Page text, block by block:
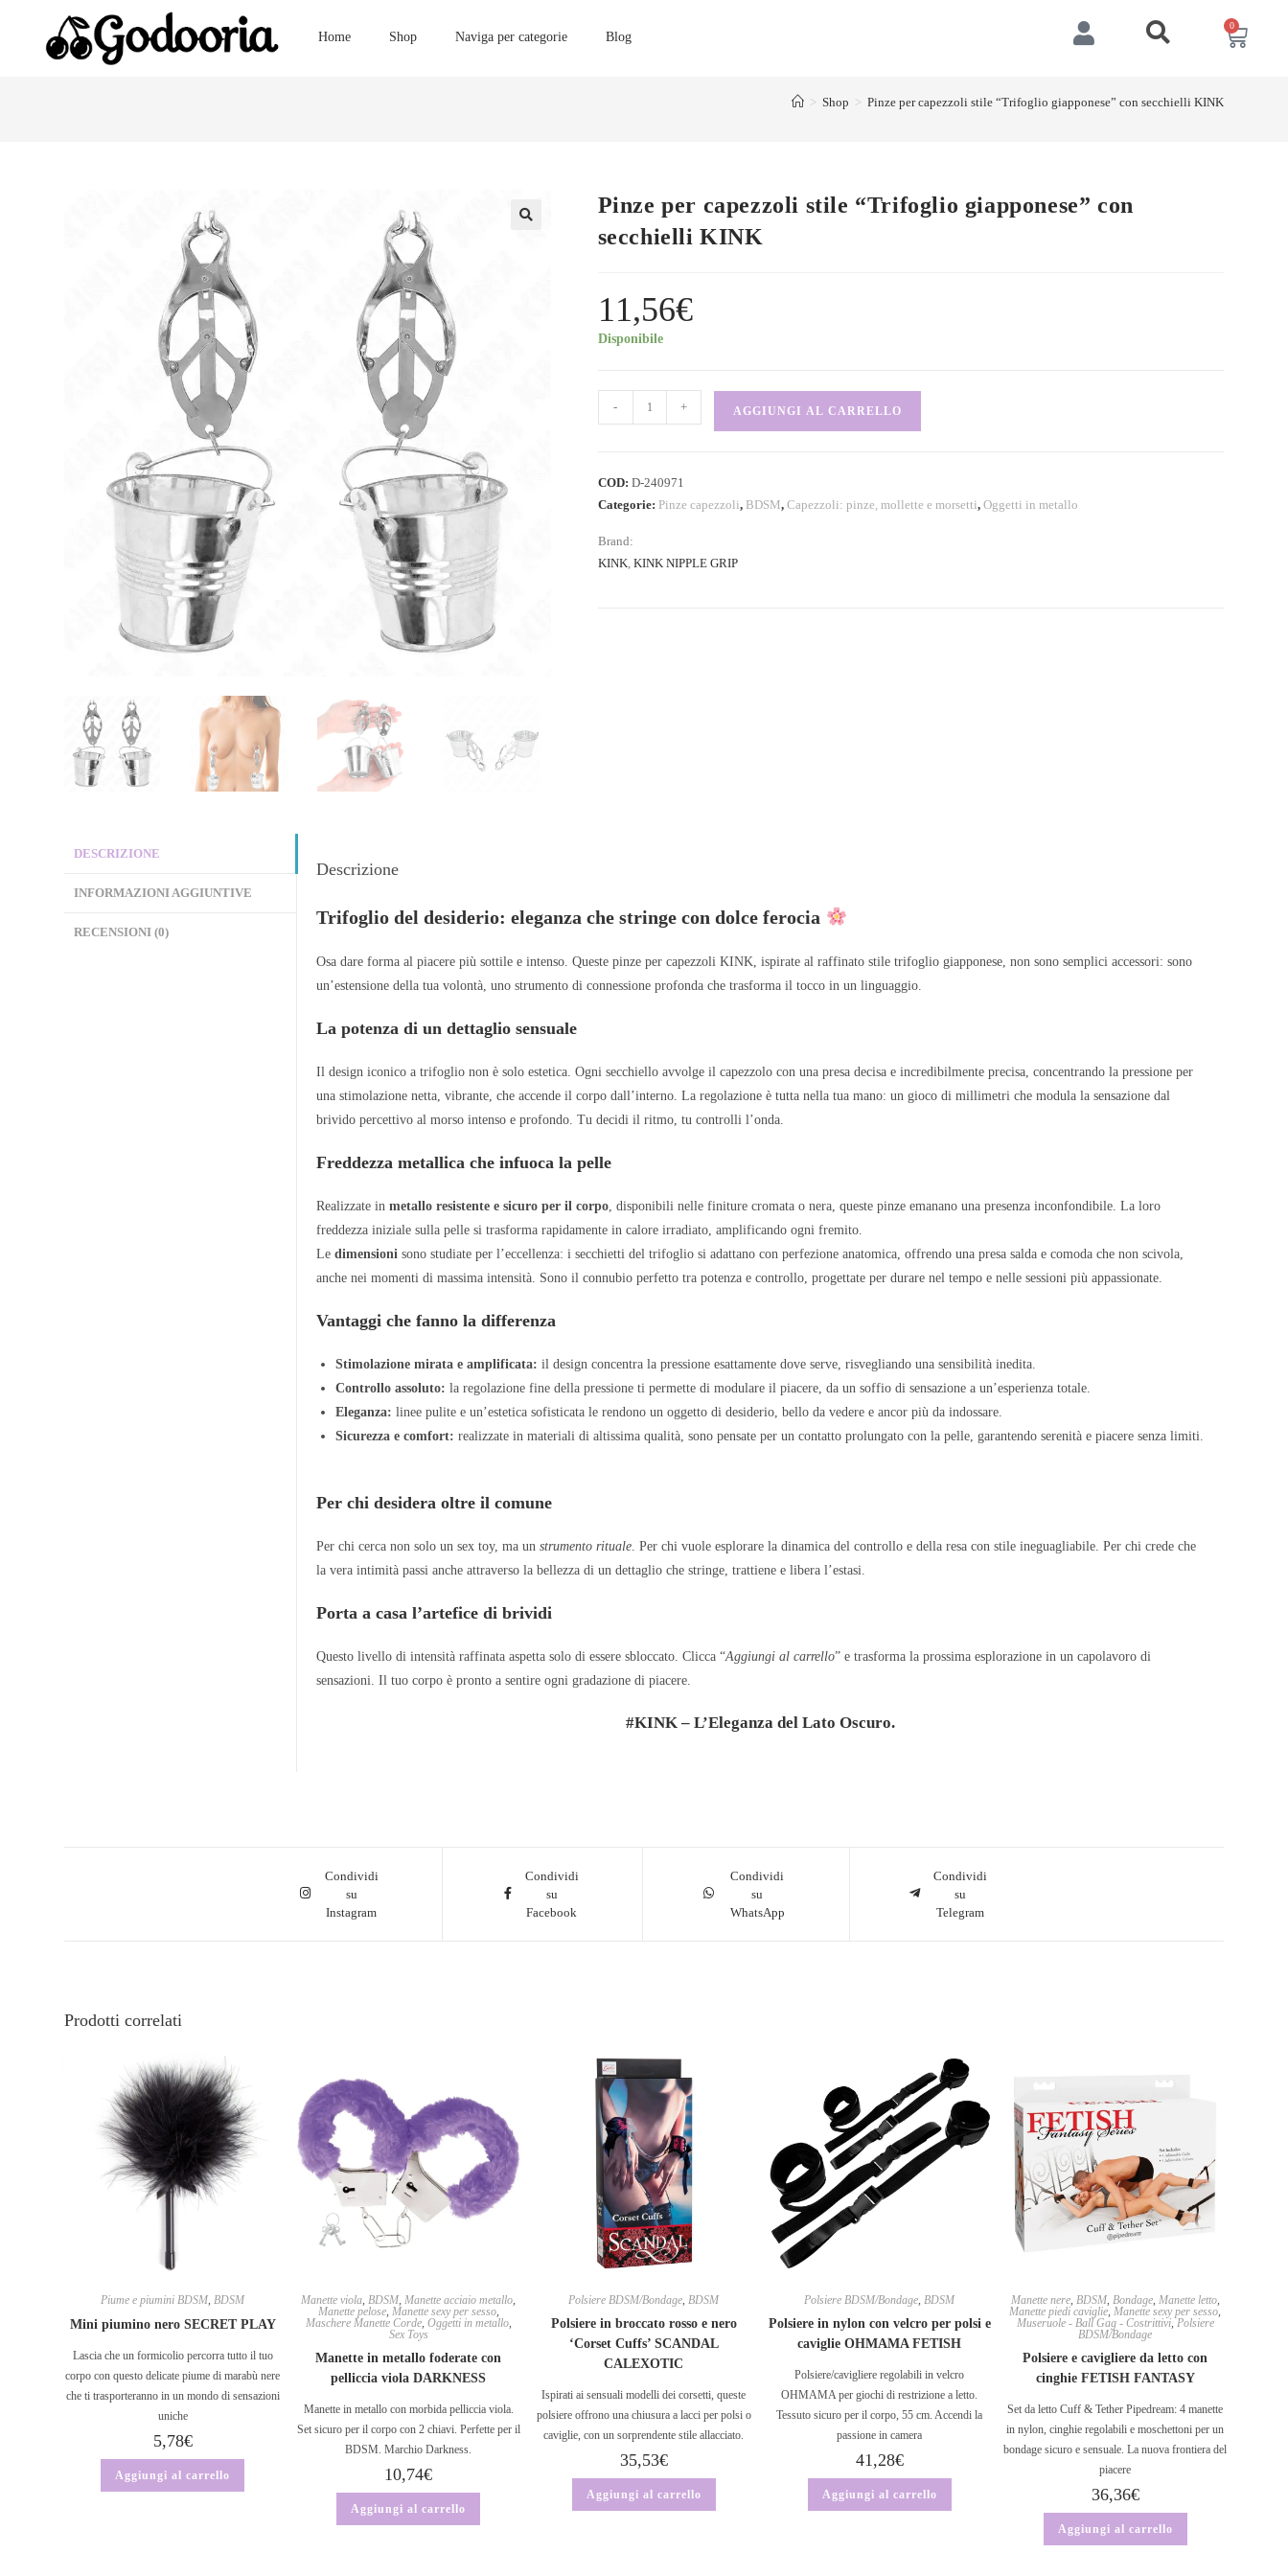
Home Shop Naviga per categorie Blog
0
> Shop > Pinze per capezzoli stile “Trifoglio giapponese” con secchielli KINK
Pinze per capezzoli stile “Trifoglio giapponese” con
secchielli KINK
11,56€
Disponibile
- + AGGIUNGI AL CARRELLO
COD: D-240971
Categorie: Pinze capezzoli, BDSM, Capezzoli: pinze, mollette e morsetti, Oggetti in metallo
Brand:
KINK, KINK NIPPLE GRIP
DESCRIZIONE
INFORMAZIONI AGGIUNTIVE
RECENSIONI (0)
Descrizione
Trifoglio del desiderio: eleganza che stringe con dolce ferocia
Osa dare forma al piacere più sottile e intenso. Queste pinze per capezzoli KINK, ispirate al raffinato stile trifoglio giapponese, non sono semplici accessori: sono
un’estensione della tua volontà, uno strumento di connessione profonda che trasforma il tocco in un linguaggio.
La potenza di un dettaglio sensuale
Il design iconico a trifoglio non è solo estetica. Ogni secchiello avvolge il capezzolo con una presa decisa e incredibilmente precisa, concentrando la pressione per
una stimolazione netta, vibrante, che accende il corpo dall’interno. La regolazione è tutta nella tua mano: un gioco di millimetri che modula la sensazione dal
brivido percettivo al morso intenso e profondo. Tu decidi il ritmo, tu controlli l’onda.
Freddezza metallica che infuoca la pelle
Realizzate inmetallo resistente e sicuro per il corpo, disponibili nelle finiture cromata o nera, queste pinze emanano una presenza inconfondibile. La loro
freddezza iniziale sulla pelle si trasforma rapidamente in calore irradiato, amplificando ogni fremito.
Ledimensioni sono studiate per l’eccellenza: i secchietti del trifoglio si adattano con perfezione anatomica, offrendo una presa salda e comoda che non scivola,
anche nei momenti di massima intensità. Sono il connubio perfetto tra potenza e controllo, progettate per durare nel tempo e nelle sessioni più appassionate.
Vantaggi che fanno la differenza
Stimolazione mirata e amplificata: il design concentra la pressione esattamente dove serve, risvegliando una sensibilità inedita.
Controllo assoluto: la regolazione fine della pressione ti permette di modulare il piacere, da un soffio di sensazione a un’esperienza totale.
Eleganza: linee pulite e un’estetica sofisticata le rendono un oggetto di desiderio, bello da vedere e ancor più da indossare.
Sicurezza e comfort: realizzate in materiali di altissima qualità, sono pensate per un contatto prolungato con la pelle, garantendo serenità e piacere senza limiti.
Per chi desidera oltre il comune
Per chi cerca non solo un sex toy, ma unstrumento rituale. Per chi vuole esplorare la dinamica del controllo e della resa con stile ineguagliabile. Per chi crede che
la vera intimità passi anche attraverso la bellezza di un dettaglio che stringe, trattiene e libera l’estasi.
Porta a casa l’artefice di brividi
Questo livello di intensità raffinata aspetta solo di essere sbloccato. Clicca “Aggiungi al carrello” e trasforma la prossima esplorazione in un capolavoro di
sensazioni. Il tuo corpo è pronto a sentire ogni gradazione di piacere.
#KINK – L’Eleganza del Lato Oscuro.
Condividi
su
Instagram
Condividi
su
Facebook
Condividi
su
WhatsApp
Condividi
su
Telegram
Prodotti correlati
Piume e piumini BDSM,BDSM
Mini piumino nero SECRET PLAY
Lascia che un formicolio percorra tutto il tuo
corpo con questo delicate piume di marabù nere
che ti trasporteranno in un mondo di sensazioni
uniche
5,78€
Aggiungi al carrello
Manette viola,BDSM,Manette acciaio metallo,
Manette pelose, Manette sexy per sesso,
Maschere Manette Corde, Oggetti in metallo,
Sex Toys
Manette in metallo foderate con
pelliccia viola DARKNESS
Manette in metallo con morbida pelliccia viola.
Set sicuro per il corpo con 2 chiavi. Perfette per il
BDSM. Marchio Darkness.
10,74€
Aggiungi al carrello
Polsiere BDSM/Bondage,BDSM
Polsiere in broccato rosso e nero
‘Corset Cuffs’ SCANDAL
CALEXOTIC
Ispirati ai sensuali modelli dei corsetti, queste
polsiere offrono una chiusura a lacci per polsi o
caviglie, con un sorprendente stile allacciato.
35,53€
Aggiungi al carrello
Polsiere BDSM/Bondage,BDSM
Polsiere in nylon con velcro per polsi e
caviglie OHMAMA FETISH
Polsiere/cavigliere regolabili in velcro
OHMAMA per giochi di restrizione a letto.
Tessuto sicuro per il corpo, 55 cm. Accendi la
passione in camera
41,28€
Aggiungi al carrello
Manette nere, BDSM, Bondage, Manette letto,
Manette piedi caviglie,Manette sexy per sesso,
Museruole - Ball Gag - Costrittivi, Polsiere
BDSM/Bondage
Polsiere e cavigliere da letto con
cinghie FETISH FANTASY
Set da letto Cuff & Tether Pipedream: 4 manette
in nylon, cinghie regolabili e moschettoni per un
bondage sicuro e sensuale. La nuova frontiera del
piacere
36,36€
Aggiungi al carrello